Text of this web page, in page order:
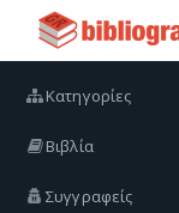
Κατηγορίες
Βιβλία
Συγγραφείς